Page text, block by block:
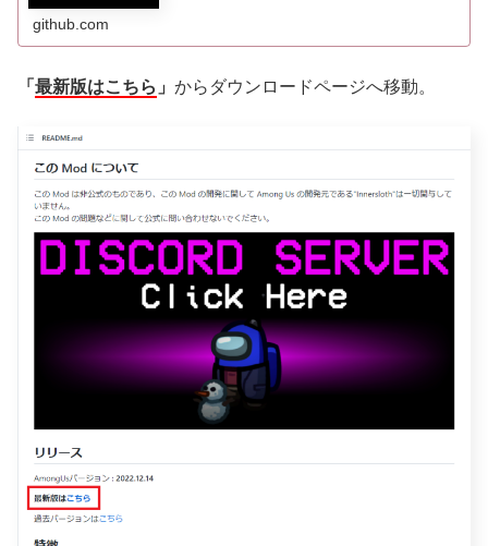
github.com
「 最新版はこちら 」 からダウンロードページへ移動。